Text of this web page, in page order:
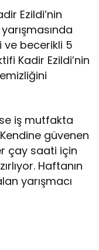
Ezildi’nin
becerikli 5
Kadir Ezildi’nin
iş mutfakta
güvenen
çay saati için
Haftanın
yarışmacı